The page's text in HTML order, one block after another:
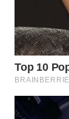
WN
SEMARANG
WN
SOLO